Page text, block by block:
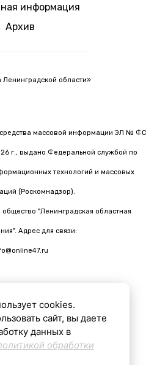
информация
Архив
Ленинградской области»
средства массовой информации ЭЛ № ФС
г., выдано Федеральной службой по
технологий и массовых
(Роскомнадзор).
"Ленинградская областная
Адрес для связи:
подготовлены с помощью ИИ
16+
cookies.
сайт, вы даете
данных в
обработки